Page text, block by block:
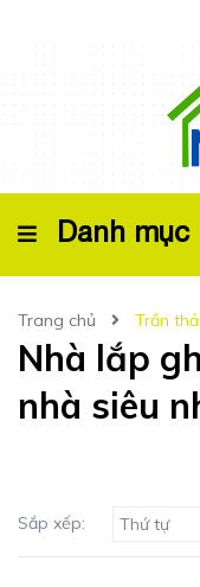
Danh mục
Trang chủ Trần
Nhà lắp
nhà siêu
Sắp xếp: Thứ tự